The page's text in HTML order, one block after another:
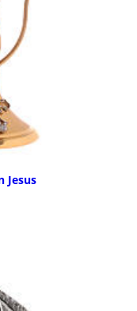
Jesus